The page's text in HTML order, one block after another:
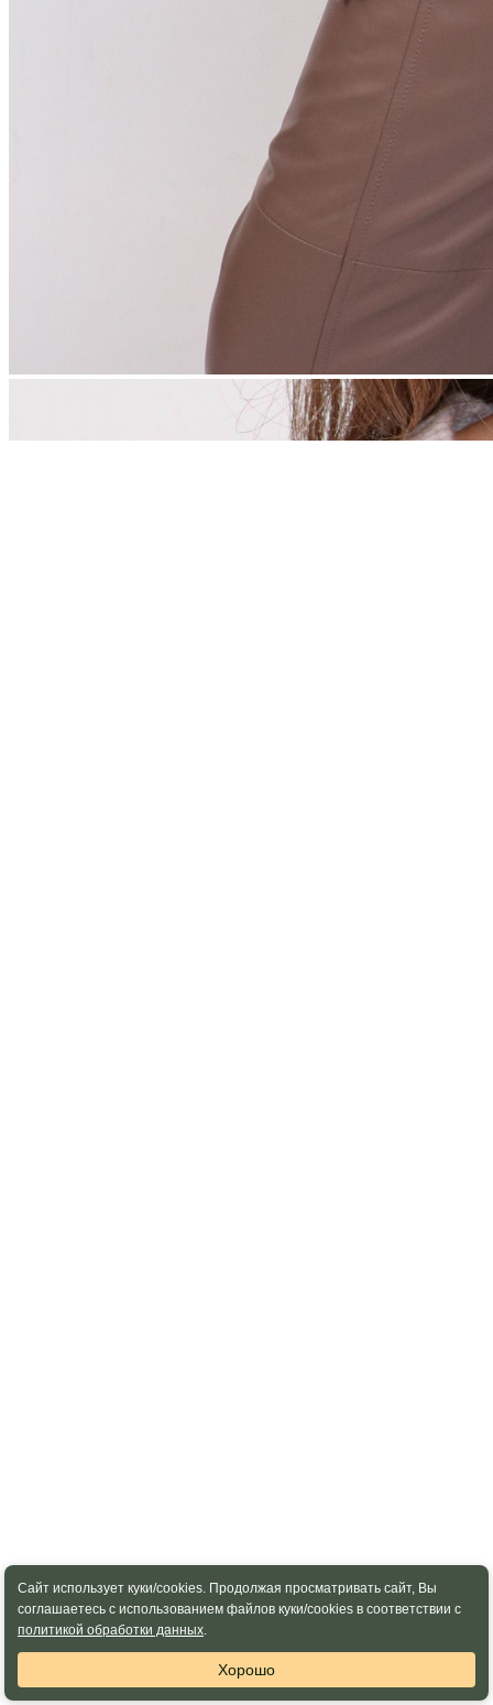
Сайт использует куки/cookies. Продолжая просматривать сайт, Вы
соглашаетесь с использованием файлов куки/cookies в соответствии с
политикой обработки данных.
Хорошо